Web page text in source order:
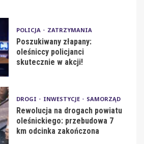
POLICJA ZATRZYMANIA
Poszukiwany złapany:
oleśniccy policjanci
skutecznie w akcji!
DROGI INWESTYCJE SAMORZĄD
Rewolucja na drogach powiatu
oleśnickiego: przebudowa 7
km odcinka zakończona